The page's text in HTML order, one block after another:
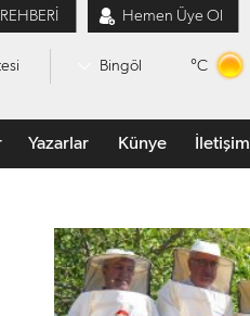
Hemen Üye Ol
Bingöl °C
Yazarlar Künye İletişim